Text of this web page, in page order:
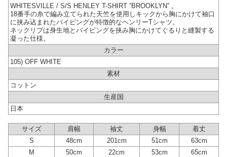
WHITESVILLE / S/S HENLEY T-SHIRT ”BROOKLYN” 。
18番手の糸で編み立てられた天竺を使用しキックから胸にかけて袖口
に挟み込まれたパイピングが特徴的なヘンリーTシャツ。
ネックリブは身生地とパイピングを挟み胸にかけてぐるりと縫製する
凝った仕様。
カラー
105) OFF WHITE
素材
コットン
生産国
日本
サイズ 肩幅 袖丈 身幅
着丈
S
48cm 201cm 51cm
63cm
M
50cm 22cm 53cm
65cm